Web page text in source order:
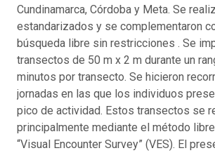
Cundinamarca, Córdoba y Meta. Se
estandarizados y se complementaron
búsqueda libre sin restricciones . Se
transectos de 50 m x 2 m durante un
minutos por transecto. Se hicieron
jornadas en las que los individuos
pico de actividad. Estos transectos se
principalmente mediante el método
“Visual Encounter Survey” (VES). El